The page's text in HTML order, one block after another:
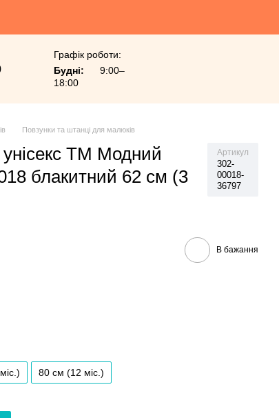
Графік роботи:
Будні:
9:00–
18:00
Повзунки та штанці для малюків
унісекс ТМ Модний
блакитний 62 см (3
Артикул
302-
00018-
36797
В бажання
80 см (12 мiс.)